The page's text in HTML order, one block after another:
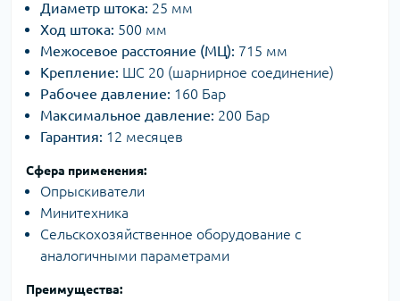
Диаметр штока: 25 мм
Ход штока: 500 мм
Межосевое расстояние (МЦ): 715 мм
Крепление: ШС 20 (шарнирное соединение)
Рабочее давление: 160 Бар
Максимальное давление: 200 Бар
Гарантия: 12 месяцев
Сфера применения:
Опрыскиватели
Минитехника
Сельскохозяйственное оборудование с
аналогичными параметрами
Преимущества: